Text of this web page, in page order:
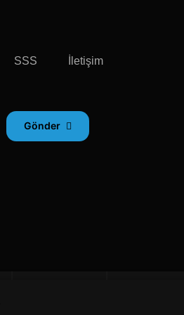
SSS İletişim
Gönder